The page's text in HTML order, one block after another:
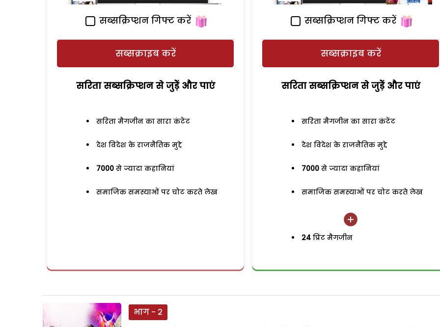
सब्सक्रिप्शन गिफ्ट करें
सब्सक्राइब करें
सरिता सब्सक्रिप्शन से जुड़ेें और पाएं
सरिता मैगजीन का सारा कंटेंट
देश विदेश के राजनैतिक मुद्दे
7000 से ज्यादा कहानियां
समाजिक समस्याओं पर चोट करते लेख
सब्सक्रिप्शन गिफ्ट करें
सब्सक्राइब करें
सरिता सब्सक्रिप्शन से जुड़ेें और पाएं
सरिता मैगजीन का सारा कंटेंट
देश विदेश के राजनैतिक मुद्दे
7000 से ज्यादा कहानियां
समाजिक समस्याओं पर चोट करते लेख
24 प्रिंट मैगजीन
भाग - 2